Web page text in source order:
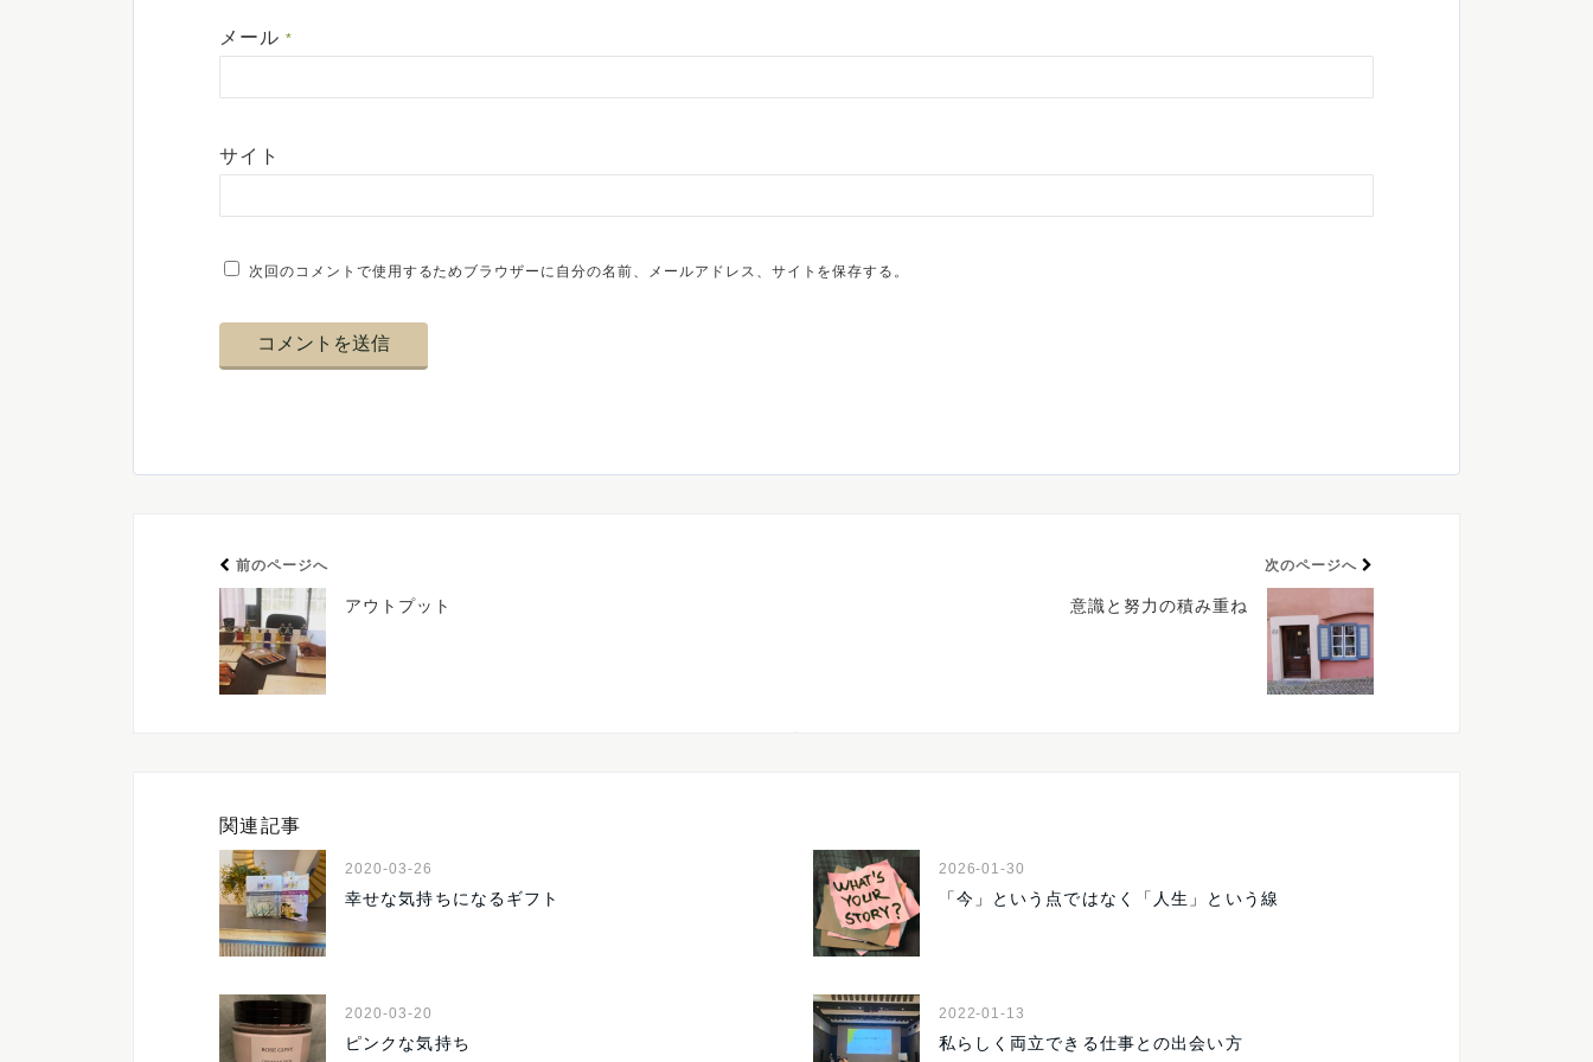
メール *
サイト
次回のコメントで使用するためブラウザーに自分の名前、メールアドレス、サイトを保存する。
前のページへ
アウトプット
次のページへ
意識と努力の積み重ね
関連記事
2020-03-26
幸せな気持ちになるギフト
2026-01-30
「今」という点ではなく「人生」という線
2020-03-20
ピンクな気持ち
2022-01-13
私らしく両立できる仕事との出会い方